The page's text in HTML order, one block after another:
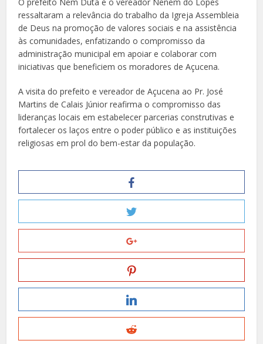
O prefeito Nem Duta e o vereador Nenem do Lopes
ressaltaram a relevância do trabalho da Igreja Assembleia
de Deus na promoção de valores sociais e na assistência
às comunidades, enfatizando o compromisso da
administração municipal em apoiar e colaborar com
iniciativas que beneficiem os moradores de Açucena.
A visita do prefeito e vereador de Açucena ao Pr. José
Martins de Calais Júnior reafirma o compromisso das
lideranças locais em estabelecer parcerias construtivas e
fortalecer os laços entre o poder público e as instituições
religiosas em prol do bem-estar da população.